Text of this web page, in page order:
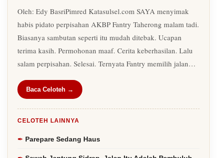
Oleh: Edy BasriPimred Katasulsel.com SAYA menyimak
habis pidato perpisahan AKBP Fantry Taherong malam tadi.
Biasanya sambutan seperti itu mudah ditebak. Ucapan
terima kasih. Permohonan maaf. Cerita keberhasilan. Lalu
salam perpisahan. Selesai. Ternyata Fantry memilih jalan…
Baca Celoteh →
CELOTEH LAINNYA
Parepare Sedang Haus